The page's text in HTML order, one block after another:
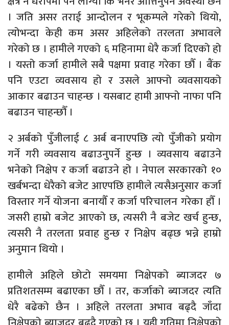
। जति असर तराई आन्दोलन र भूकम्पले गरेको थियो,
त्योभन्दा केही कम असर अहिलेको तरलता अभावले
गरेको छ । हामीले गएको ६ महिनामा धेरै कर्जा दिएको हो
। यस्तो कर्जा हामीले सबै पक्षमा प्रवाह गरेका छौँ । बैंक
पनि एउटा व्यवसाय हो र उसले आफ्नो व्यवसायको
आकार बढाउन चाहन्छ । यसबाट हामी आफ्नो नाफा पनि
बढाउन चाहन्छौँ ।
२ अर्बको पुँजीलाई ८ अर्ब बनाएपछि त्यो पुँजीको प्रयोग
गर्ने गरी व्यवसाय बढाउनुपर्ने हुन्छ । व्यवसाय बढाउने
भनेको निक्षेप र कर्जा बढाउने हो । नेपाल सरकारको १०
खर्बभन्दा धेरैको बजेट आएपछि हामीले त्यसैअनुसार कर्जा
विस्तार गर्ने योजना बनायौँ र कर्जा परिचालन गरेका हौँ ।
जसरी हाम्रो बजेट आएको छ, त्यसरी नै बजेट खर्च हुन्छ,
त्यसरी नै तरलता प्रवाह हुन्छ र निक्षेप बढ्छ भन्ने हाम्रो
अनुमान थियो ।
हामीले अहिले छोटो समयमा निक्षेपको ब्याजदर ७
प्रतिशतसम्म बढाएका छौँ । तर, कर्जाको ब्याजदर त्यति
धेरै बढेको छैन । अहिले तरलता अभाव बढ्दै जाँदा